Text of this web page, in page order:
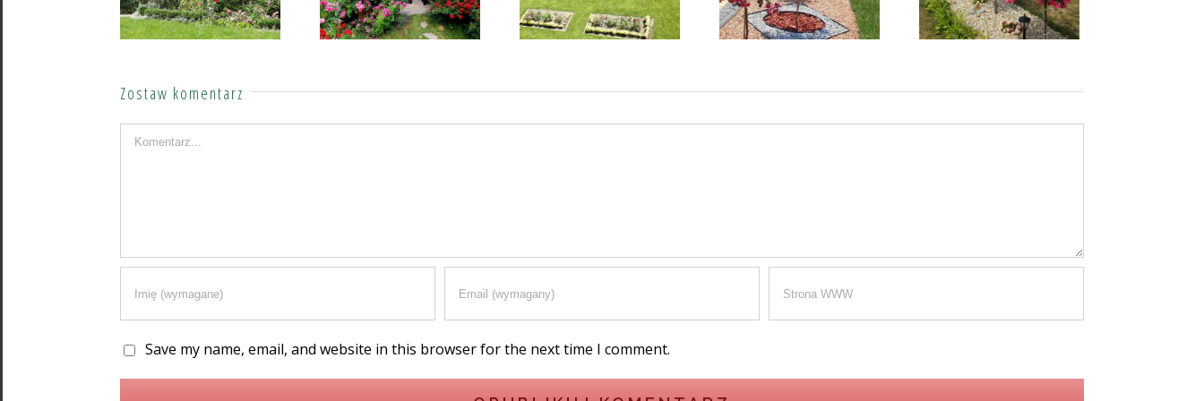
Zostaw komentarz
Komentarz
Save my name, email, and website in this browser for the next time I comment.